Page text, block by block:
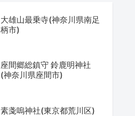
大雄山最乗寺(神奈川県南足
柄市)
座間郷総鎮守 鈴鹿明神社
(神奈川県座間市)
素戔嗚神社(東京都荒川区)